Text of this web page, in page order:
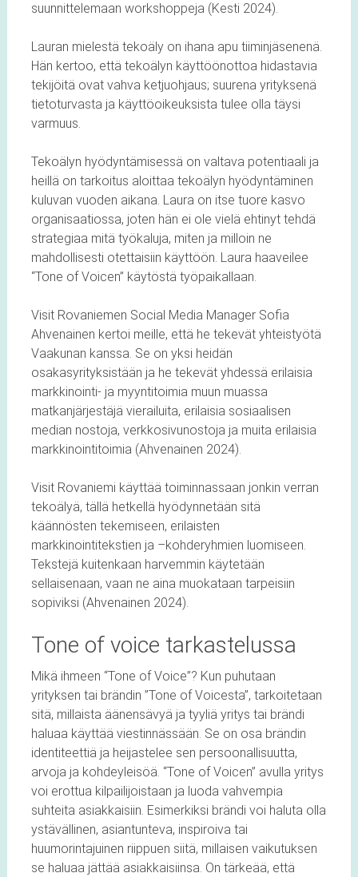
suunnittelemaan workshoppeja (Kesti 2024).
Lauran mielestä tekoäly on ihana apu tiiminjäsenenä.
Hän kertoo, että tekoälyn käyttöönottoa hidastavia
tekijöitä ovat vahva ketjuohjaus; suurena yrityksenä
tietoturvasta ja käyttöoikeuksista tulee olla täysi
varmuus.
Tekoälyn hyödyntämisessä on valtava potentiaali ja
heillä on tarkoitus aloittaa tekoälyn hyödyntäminen
kuluvan vuoden aikana. Laura on itse tuore kasvo
organisaatiossa, joten hän ei ole vielä ehtinyt tehdä
strategiaa mitä työkaluja, miten ja milloin ne
mahdollisesti otettaisiin käyttöön. Laura haaveilee
“Tone of Voicen” käytöstä työpaikallaan.
Visit Rovaniemen Social Media Manager Sofia
Ahvenainen kertoi meille, että he tekevät yhteistyötä
Vaakunan kanssa. Se on yksi heidän
osakasyrityksistään ja he tekevät yhdessä erilaisia
markkinointi- ja myyntitoimia muun muassa
matkanjärjestäjä vierailuita, erilaisia sosiaalisen
median nostoja, verkkosivunostoja ja muita erilaisia
markkinointitoimia (Ahvenainen 2024).
Visit Rovaniemi käyttää toiminnassaan jonkin verran
tekoälyä, tällä hetkellä hyödynnetään sitä
käännösten tekemiseen, erilaisten
markkinointitekstien ja –kohderyhmien luomiseen.
Tekstejä kuitenkaan harvemmin käytetään
sellaisenaan, vaan ne aina muokataan tarpeisiin
sopiviksi (Ahvenainen 2024).
Tone of voice tarkastelussa
Mikä ihmeen “Tone of Voice”? Kun puhutaan
yrityksen tai brändin ”Tone of Voicesta”, tarkoitetaan
sitä, millaista äänensävyä ja tyyliä yritys tai brändi
haluaa käyttää viestinnässään. Se on osa brändin
identiteettiä ja heijastelee sen persoonallisuutta,
arvoja ja kohdeyleisöä. “Tone of Voicen” avulla yritys
voi erottua kilpailijoistaan ja luoda vahvempia
suhteita asiakkaisiin. Esimerkiksi brändi voi haluta olla
ystävällinen, asiantunteva, inspiroiva tai
huumorintajuinen riippuen siitä, millaisen vaikutuksen
se haluaa jättää asiakkaisiinsa. On tärkeää, että